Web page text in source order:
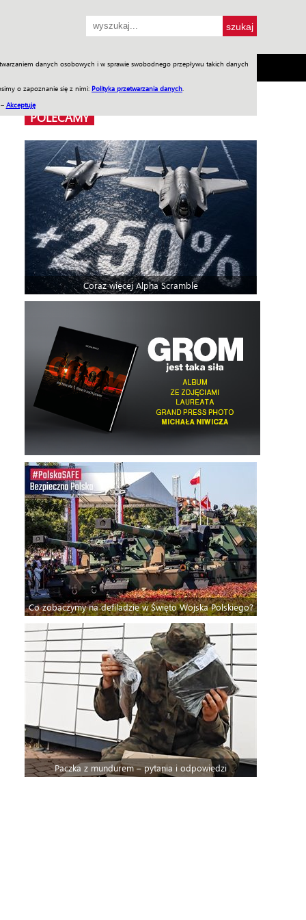
danych osobowych i w sprawie swobodnego przepływu takich danych
o zapoznanie się z nimi: Polityka przetwarzania danych
Akceptuję
SKLEP Jednodniówki Praca w WIW
POLECAMY
Coraz więcej Alpha Scramble
Co zobaczymy na defiladzie w Święto Wojska Polskiego?
Paczka z mundurem – pytania i odpowiedzi